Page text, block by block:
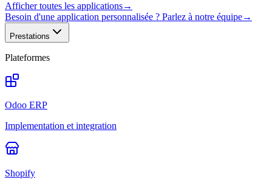
Afficher toutes les applications→
Besoin d'une application personnalisée ? Parlez à notre équipe→
Prestations
Plateformes
Odoo ERP
Implementation et integration
Shopify